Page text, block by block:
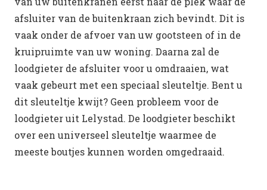
afsluiter van de buitenkraan zich bevindt. Dit is
vaak onder de afvoer van uw gootsteen of in de
kruipruimte van uw woning. Daarna zal de
loodgieter de afsluiter voor u omdraaien, wat
vaak gebeurt met een speciaal sleuteltje. Bent u
dit sleuteltje kwijt? Geen probleem voor de
loodgieter uit Lelystad. De loodgieter beschikt
over een universeel sleuteltje waarmee de
meeste boutjes kunnen worden omgedraaid.